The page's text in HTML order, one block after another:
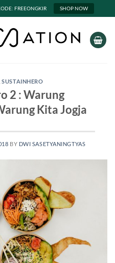
FREEONGKIR SHOP NOW
,SUSTAINHERO
2 : Warung
Kita Jogja
BY DWI SASETYANINGTYAS